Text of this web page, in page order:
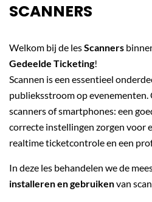
SCANNERS
Welkom bij de lesScanners
Gedeelde Ticketing!
Scannen is een essentieel
publieksstroom op
scanners of smartphones: een
correcte instellingen zorgen voor
realtime ticketcontrole en een
In deze les behandelen we de
installeren en gebruikenvan